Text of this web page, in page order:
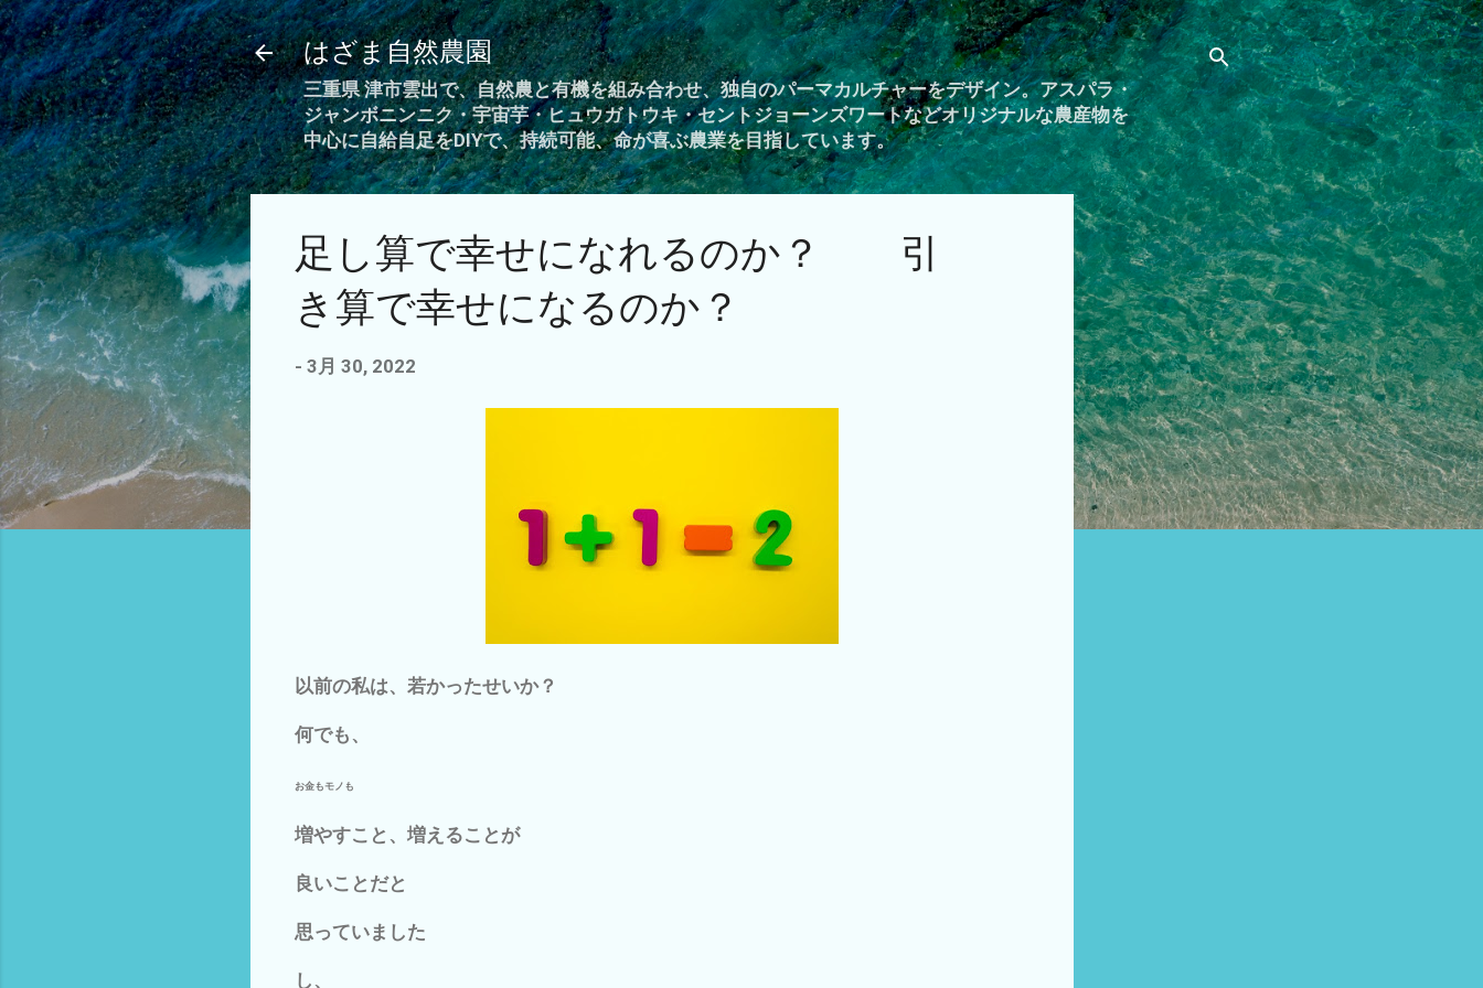
スキップしてメイン コンテンツに移動
はざま自然農園
三重県 津市雲出で、自然農と有機を組み合わせ、独自のパーマカルチャーをデザイン。アスパラ・
ジャンボニンニク・宇宙芋・ヒュウガトウキ・セントジョーンズワートなどオリジナルな農産物を
中心に自給自足をDIYで、持続可能、命が喜ぶ農業を目指しています。
足し算で幸せになれるのか？ 引
き算で幸せになるのか？
- 3月 30, 2022
以前の私は、若かったせいか？
何でも、
お金もモノも
増やすこと、増えることが
良いことだと
思っていました
し、